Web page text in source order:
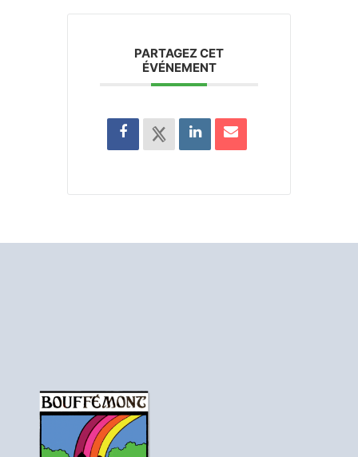
PARTAGEZ CET
ÉVÉNEMENT